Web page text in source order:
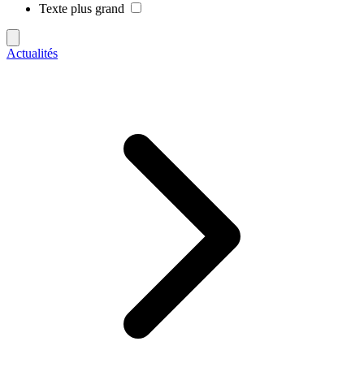
Texte plus grand
Actualités